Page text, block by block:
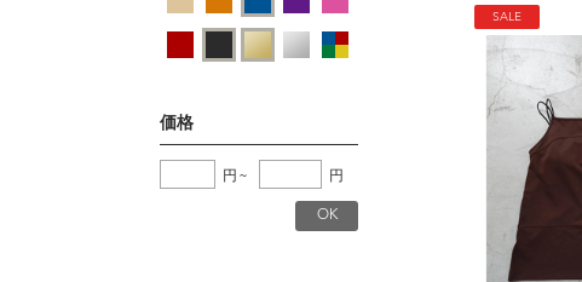
価格
円 ~ 円
SALE